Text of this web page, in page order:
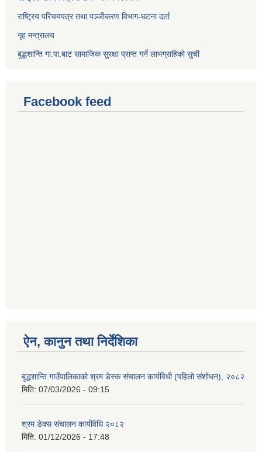
राष्ट्रिय परिचयपत्र तथा पञ्जीकरण विभाग-घटना दर्ता
गृह मन्त्रालय
बुद्धशान्ति गा.पा.बाट सामाजिक सुरक्षा प्राप्त गर्ने लाभग्राहिको सुची
Facebook feed
ऐन, कानुन तथा निर्देशिका
बुद्धशान्ति गाउँपालिकाको श्रम डेस्क संचालन कार्यविधी (पहिलो संशोधन), २०८२
मिति: 07/03/2026 - 09:15
श्रम डेक्स संचालन कार्यविधि २०८२
मिति: 01/12/2026 - 17:48